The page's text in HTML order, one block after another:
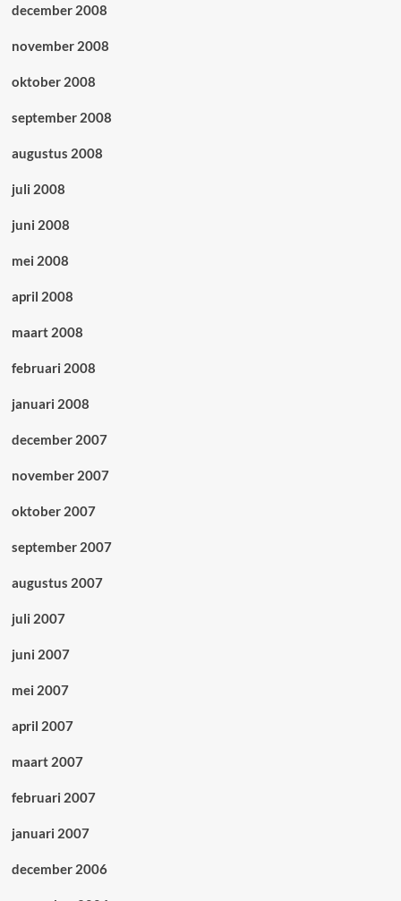
december 2008
november 2008
oktober 2008
september 2008
augustus 2008
juli 2008
juni 2008
mei 2008
april 2008
maart 2008
februari 2008
januari 2008
december 2007
november 2007
oktober 2007
september 2007
augustus 2007
juli 2007
juni 2007
mei 2007
april 2007
maart 2007
februari 2007
januari 2007
december 2006